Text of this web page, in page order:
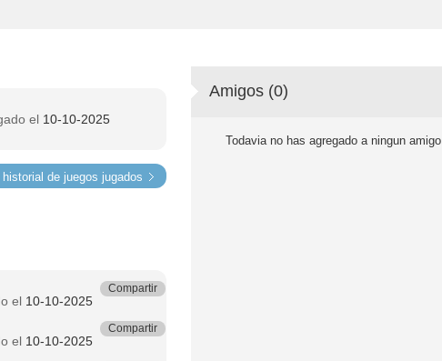
el 10-10-2025
de juegos jugados
el 10-10-2025
Compartir
el 10-10-2025
Compartir
Amigos (0)
Todavia no has agregado a ningun amigo